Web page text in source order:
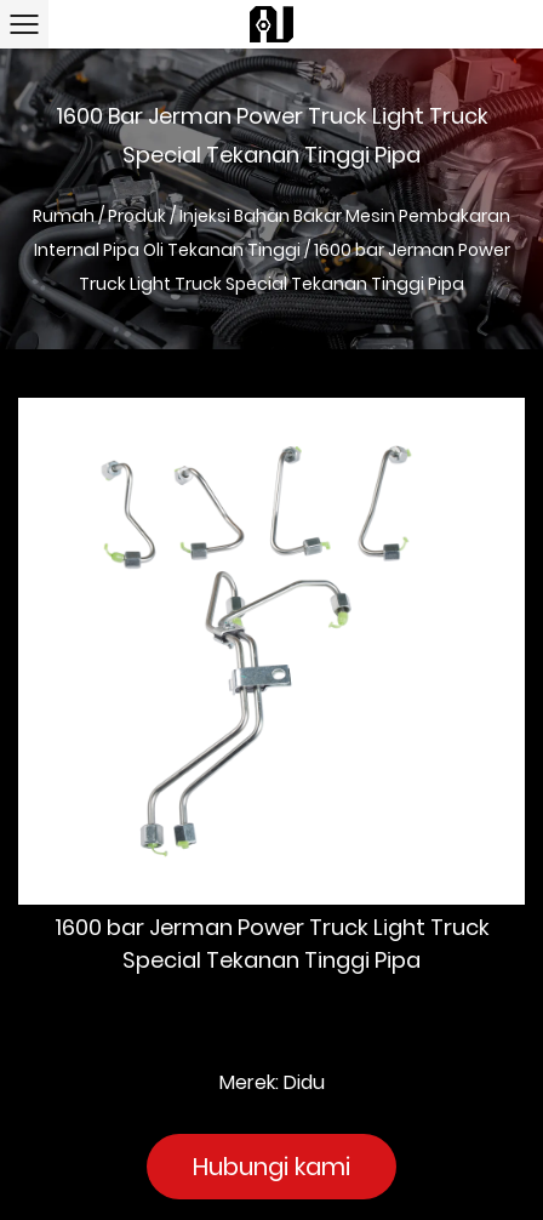
1600 Bar Jerman Power Truck Light Truck
Special Tekanan Tinggi Pipa
Rumah/Produk/Injeksi Bahan Bakar Mesin Pembakaran
Internal Pipa Oli Tekanan Tinggi/1600 bar Jerman Power
Truck Light Truck Special Tekanan Tinggi Pipa
1600 bar Jerman Power Truck Light Truck
Special Tekanan Tinggi Pipa
Merek: Didu
Hubungi kami